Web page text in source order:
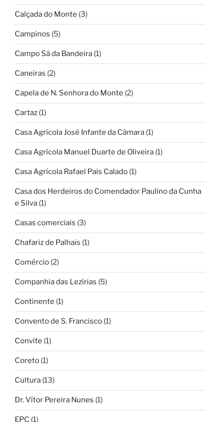
Calçada do Monte (3)
Campinos (5)
Campo Sá da Bandeira (1)
Caneiras (2)
Capela de N. Senhora do Monte (2)
Cartaz (1)
Casa Agrícola José Infante da Câmara (1)
Casa Agrícola Manuel Duarte de Oliveira (1)
Casa Agrícola Rafael Pais Calado (1)
Casa dos Herdeiros do Comendador Paulino da Cunha
e Silva (1)
Casas comerciais (3)
Chafariz de Palhais (1)
Comércio (2)
Companhia das Lezírias (5)
Continente (1)
Convento de S. Francisco (1)
Convite (1)
Coreto (1)
Cultura (13)
Dr. Vítor Pereira Nunes (1)
EPC (1)